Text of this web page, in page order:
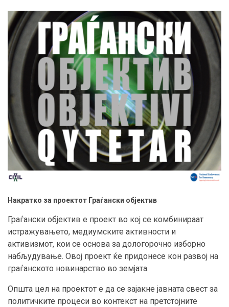
Накратко за проектот Граѓански објектив
Граѓански објектив е проект во кој се комбинираат
истражувањето, медиумските активности и
активизмот, кои се основа за дологорочно изборно
набљудување. Овој проект ќе придонесе кон развој на
граѓанското новинарство во земјата.
Општа цел на проектот е да се зајакне јавната свест за
политичките процеси во контекст на претстојните